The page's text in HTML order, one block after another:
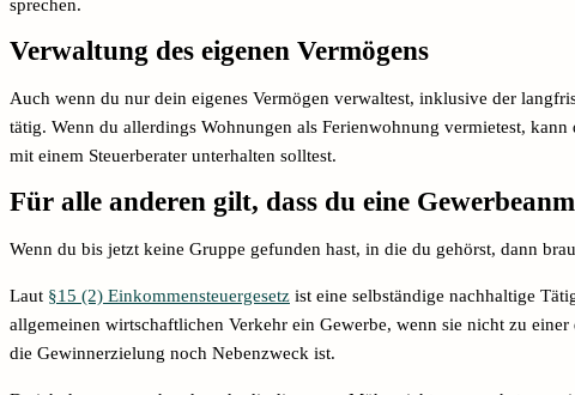
sprechen.
Verwaltung des eigenen Vermögens
Auch wenn du nur dein eigenes Vermögen verwaltest, inklusive der
tätig. Wenn du allerdings Wohnungen als Ferienwohnung vermietest,
mit einem Steuerberater unterhalten solltest.
Für alle anderen gilt, dass du eine
Wenn du bis jetzt keine Gruppe gefunden hast, in die du gehörst, dann
Laut §15 (2) Einkommensteuergesetz ist eine selbständige nachhaltige
allgemeinen wirtschaftlichen Verkehr ein Gewerbe, wenn sie nicht zu
die Gewinnerzielung noch Nebenzweck ist.